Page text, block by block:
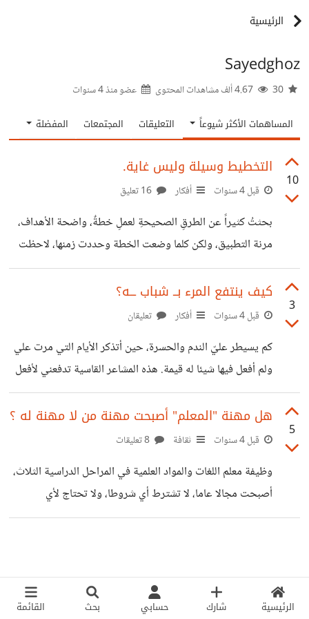
الرئيسية شارك حسابي بحث القائمة
الرئيسية
Sayedghoz
عضو منذ4 سنوات
المساهمات الأكثر شيوعاً التعليقات المجتمعات المفضلة
10
التخطيط وسيلة وليس غاية.
قبل 4 سنوات أفكار
بحثتُ كثيراً عن الطرقِ الصحيحةِ لعملِ خطةٌ، واضحة الأهداف،
مرنة التطبيق، ولكن كلما وضعت الخطة وحددت زمنها، لاحظت
أني أنفذ أول يوم أو يومين منها والباقي لا أنفذه، وأجد فيه ثقلاً،
وأفقد الرغبة والحماس فتفشل، ولاحظت أيضا أن أغلب من
يخطط تفشل خطته، فلماذا؟ وكيف أجدد الحماس والرغبة
3
كيف ينتفع المرء بــ شباب ـــه؟
قبل 4 سنوات أفكار تعليقان
كم يسيطر عليّ الندم والحسرة، حين أتذكر الأيام التي مرت علي
ولم أفعل فيها شيئا له قيمة. هذه المشاعر القاسية تدفعني لأفعل
ما استثقله. هل هناك إرشادات يضعها ابن العشرين أمام عينه؟
5
هل مهنة "المعلم" أصبحت مهنة من لا مهنة له ؟
قبل 4 سنوات ثقافة
وظيفة معلم اللغات والمواد العلمية في المراحل الدراسية الثلاث،
أصبحت مجالا عاما، لا تشترط أي شروطا، ولا تحتاج لأي
مؤهلات، إنها أسهل وسيلة لجلب المال. هل تلاحظون ذلك في